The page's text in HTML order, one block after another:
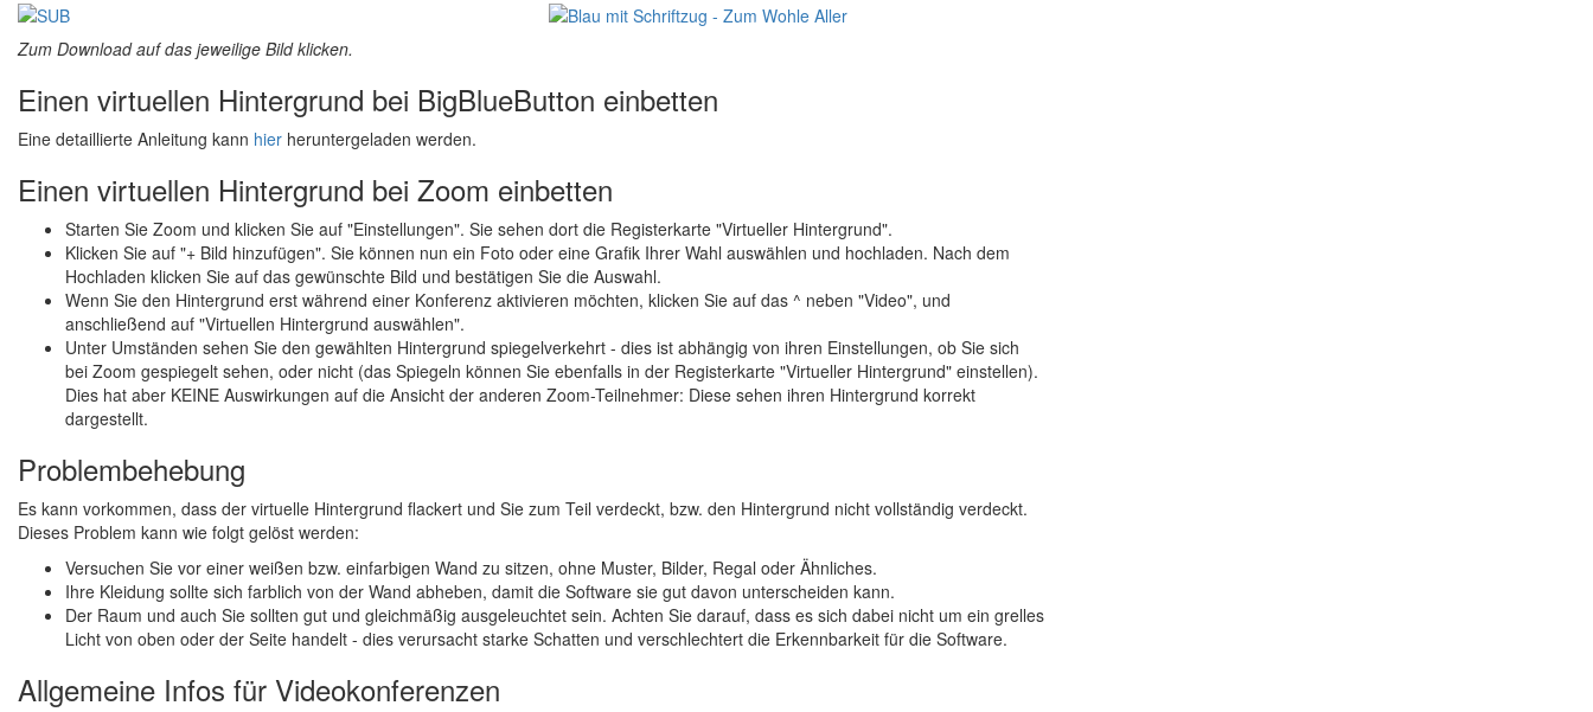
Zum Download auf das jeweilige Bild klicken.
Einen virtuellen Hintergrund bei BigBlueButton einbetten
Eine detaillierte Anleitung kann hier heruntergeladen werden.
Einen virtuellen Hintergrund bei Zoom einbetten
Starten Sie Zoom und klicken Sie auf "Einstellungen". Sie sehen dort die Registerkarte "Virtueller Hintergrund".
Klicken Sie auf "+ Bild hinzufügen". Sie können nun ein Foto oder eine Grafik Ihrer Wahl auswählen und hochladen. Nach dem
Hochladen klicken Sie auf das gewünschte Bild und bestätigen Sie die Auswahl.
Wenn Sie den Hintergrund erst während einer Konferenz aktivieren möchten, klicken Sie auf das ^ neben "Video", und
anschließend auf "Virtuellen Hintergrund auswählen".
Unter Umständen sehen Sie den gewählten Hintergrund spiegelverkehrt - dies ist abhängig von ihren Einstellungen, ob Sie sich
bei Zoom gespiegelt sehen, oder nicht (das Spiegeln können Sie ebenfalls in der Registerkarte "Virtueller Hintergrund" einstellen).
Dies hat aber KEINE Auswirkungen auf die Ansicht der anderen Zoom-Teilnehmer: Diese sehen ihren Hintergrund korrekt
dargestellt.
Problembehebung
Es kann vorkommen, dass der virtuelle Hintergrund flackert und Sie zum Teil verdeckt, bzw. den Hintergrund nicht vollständig verdeckt.
Dieses Problem kann wie folgt gelöst werden:
Versuchen Sie vor einer weißen bzw. einfarbigen Wand zu sitzen, ohne Muster, Bilder, Regal oder Ähnliches.
Ihre Kleidung sollte sich farblich von der Wand abheben, damit die Software sie gut davon unterscheiden kann.
Der Raum und auch Sie sollten gut und gleichmäßig ausgeleuchtet sein. Achten Sie darauf, dass es sich dabei nicht um ein grelles
Licht von oben oder der Seite handelt - dies verursacht starke Schatten und verschlechtert die Erkennbarkeit für die Software.
Allgemeine Infos für Videokonferenzen